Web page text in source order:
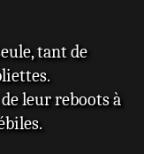
tant de
leur reboots à